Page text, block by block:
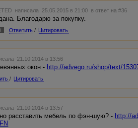
написала 25.05.2015 в 21:00 в ответ на #36
Благодарю за покупку.
Ответить / Цитировать
21.10.2014 в 13:56
окон - http://advego.ru/shop/text/
/ Цитировать
21.10.2014 в 13:57
расставить мебель по фэн-шую? - http://